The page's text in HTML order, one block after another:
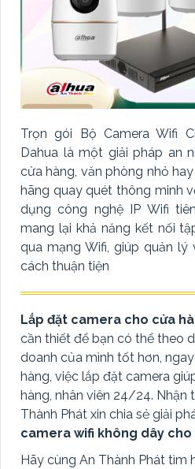
Trọn gói Bộ Camera Wifi
Dahua là một giải pháp an
cửa hàng, văn phòng nhỏ
hãng quay quét thông minh
dụng công nghệ IP Wifi
mang lại khả năng kết nối
qua mạng Wifi, giúp quản
cách thuận tiện
Lắp đặt camera cho cửa
cần thiết để bạn có thể theo
doanh của mình tốt hơn,
hàng, việc lắp đặt camera
hàng, nhân viên 24/24. Nhận
Thành Phát xin chia sẻ giải
camera wifi không dây cho
Hãy cùng An Thành Phát tìm